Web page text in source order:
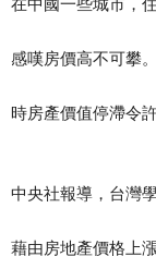
在中國一些城市，
感嘆房價高不可攀
時房產價值停滯令
中央社報導，台灣
藉由房地產價格上